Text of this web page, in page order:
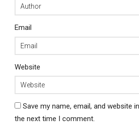
Email
Website
Save my name, email, and website
the next time I comment.